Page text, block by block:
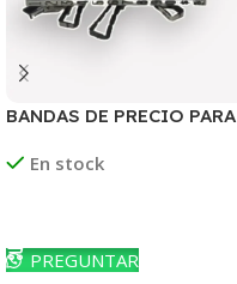
BANDAS DE PRECIO PARA
En stock
PREGUNTAR